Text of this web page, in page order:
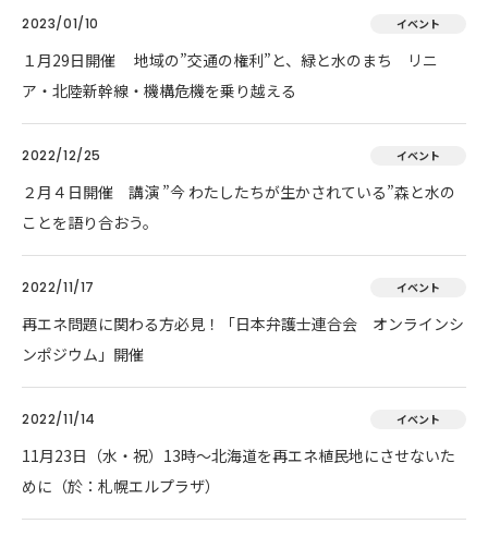
2023/01/10 イベント
１月29日開催 地域の”交通の権利”と、緑と水のまち リニ
ア・北陸新幹線・機構危機を乗り越える
2022/12/25 イベント
２月４日開催 講演 ”今 わたしたちが生かされている”森と水の
ことを語り合おう。
2022/11/17 イベント
再エネ問題に関わる方必見！「日本弁護士連合会 オンラインシ
ンポジウム」開催
2022/11/14 イベント
11月23日（水・祝）13時～北海道を再エネ植民地にさせないた
めに（於：札幌エルプラザ）